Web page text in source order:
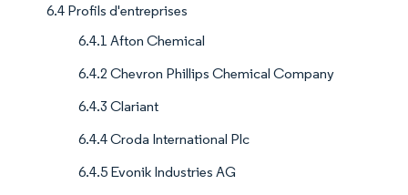
6.4 Profils d'entreprises
6.4.1 Afton Chemical
6.4.2 Chevron Phillips Chemical Company
6.4.3 Clariant
6.4.4 Croda International Plc
6.4.5 Evonik Industries AG